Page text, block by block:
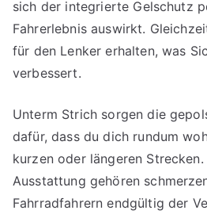
sich der integrierte Gelschutz
Fahrerlebnis auswirkt.
für den Lenker erhalten, was
verbessert.
Unterm Strich sorgen die
dafür, dass du dich rundum
kurzen oder längeren
Ausstattung gehören
Fahrradfahrern endgültig der